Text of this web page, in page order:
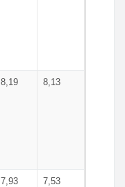
8,19 8,13
7,93 7,53